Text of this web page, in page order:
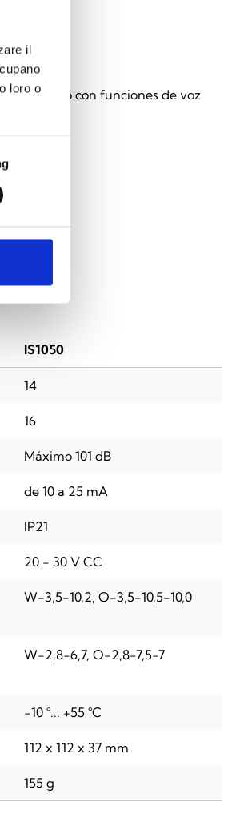
il
loro o
de techo con funciones de voz
IS1050
14
16
Máximo 101 dB
de 10 a 25 mA
IP21
20 - 30 V CC
W-3,5-10,2, O-3,5-10,5-10,0
W-2,8-6,7, O-2,8-7,5-7
-10 °... +55 °C
112 x 112 x 37 mm
155 g